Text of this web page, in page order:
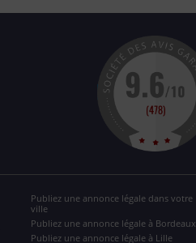
Publiez une annonce légale dans votre
ville
Publiez une annonce légale à Bordeaux
Publiez une annonce légale à Lille